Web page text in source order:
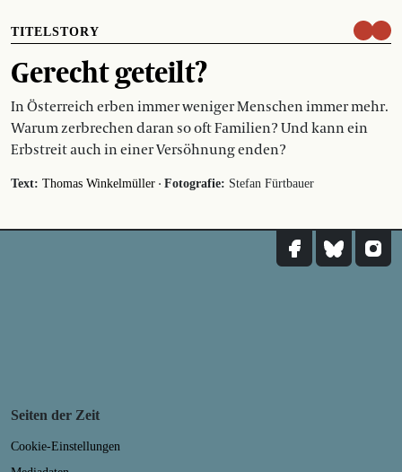
TITELSTORY
Gerecht geteilt?
In Österreich erben immer weniger Menschen immer mehr.
Warum zerbrechen daran so oft Familien? Und kann ein
Erbstreit auch in einer Versöhnung enden?
Text: Thomas Winkelmüller · Fotografie: Stefan Fürtbauer
Seiten der Zeit
Cookie-Einstellungen